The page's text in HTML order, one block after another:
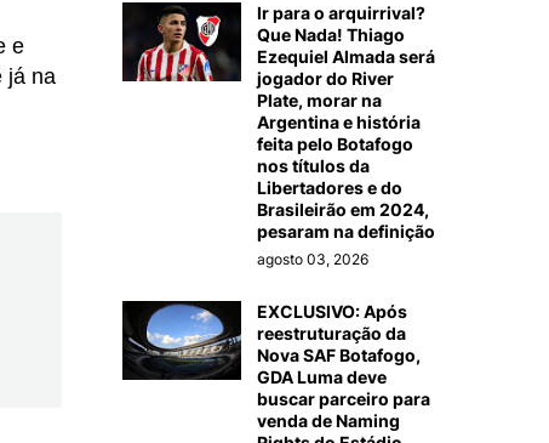
e
já na
Ir para o arquirrival?
Que Nada! Thiago
Ezequiel Almada será
jogador do River
Plate, morar na
Argentina e história
feita pelo Botafogo
nos títulos da
Libertadores e do
Brasileirão em 2024,
pesaram na definição
agosto 03, 2026
EXCLUSIVO: Após
reestruturação da
Nova SAF Botafogo,
GDA Luma deve
buscar parceiro para
venda de Naming